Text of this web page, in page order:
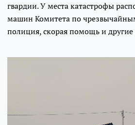
гвардии. У места катастрофы
машин Комитета по
полиция, скорая помощь и